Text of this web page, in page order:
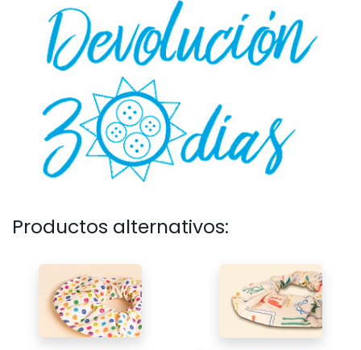
Productos alternativos: